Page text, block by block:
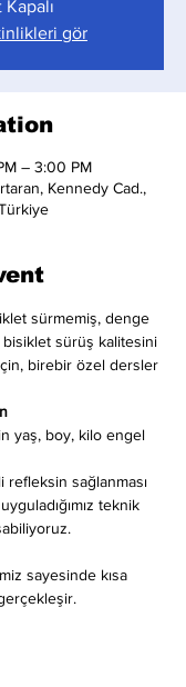
Kapalı
gör
– 3:00 PM
Kennedy Cad.,
sürmemiş, denge
sürüş kalitesini
birebir özel dersler
yaş, boy, kilo engel
sağlanması
teknik
sayesinde kısa